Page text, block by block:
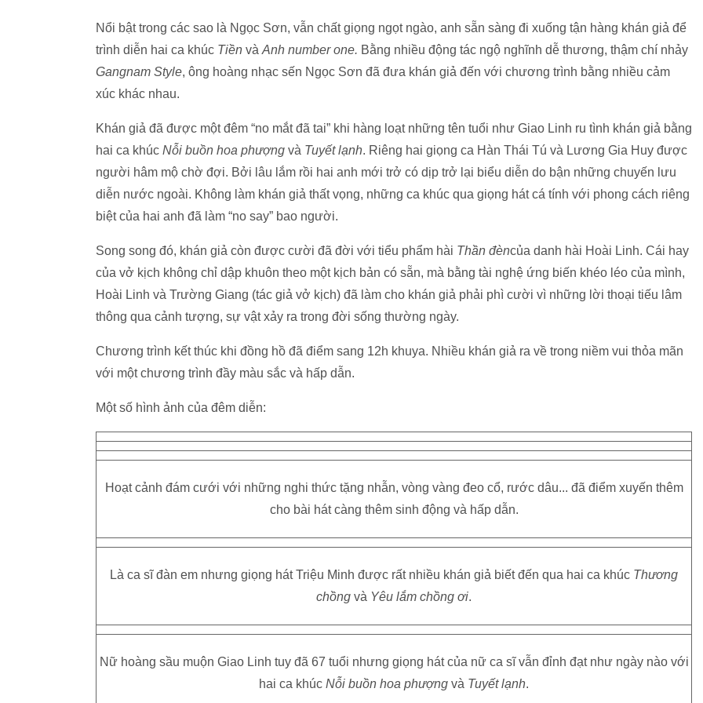
Nổi bật trong các sao là Ngọc Sơn, vẫn chất giọng ngọt ngào, anh sẵn sàng đi xuống tận hàng khán giả để
trình diễn hai ca khúc Tiền và Anh number one. Bằng nhiều động tác ngộ nghĩnh dễ thương, thậm chí nhảy
Gangnam Style, ông hoàng nhạc sến Ngọc Sơn đã đưa khán giả đến với chương trình bằng nhiều cảm
xúc khác nhau.
Khán giả đã được một đêm “no mắt đã tai” khi hàng loạt những tên tuổi như Giao Linh ru tình khán giả bằng
hai ca khúc Nỗi buồn hoa phượng và Tuyết lạnh. Riêng hai giọng ca Hàn Thái Tú và Lương Gia Huy được
người hâm mộ chờ đợi. Bởi lâu lắm rồi hai anh mới trở có dịp trở lại biểu diễn do bận những chuyến lưu
diễn nước ngoài. Không làm khán giả thất vọng, những ca khúc qua giọng hát cá tính với phong cách riêng
biệt của hai anh đã làm “no say” bao người.
Song song đó, khán giả còn được cười đã đời với tiểu phẩm hài Thần đèncủa danh hài Hoài Linh. Cái hay
của vở kịch không chỉ dập khuôn theo một kịch bản có sẵn, mà bằng tài nghệ ứng biến khéo léo của mình,
Hoài Linh và Trường Giang (tác giả vở kịch) đã làm cho khán giả phải phì cười vì những lời thoại tiếu lâm
thông qua cảnh tượng, sự vật xảy ra trong đời sống thường ngày.
Chương trình kết thúc khi đồng hồ đã điểm sang 12h khuya. Nhiều khán giả ra về trong niềm vui thỏa mãn
với một chương trình đầy màu sắc và hấp dẫn.
Một số hình ảnh của đêm diễn:
Hoạt cảnh đám cưới với những nghi thức tặng nhẫn, vòng vàng đeo cổ, rước dâu... đã điểm xuyến thêm
cho bài hát càng thêm sinh động và hấp dẫn.
Là ca sĩ đàn em nhưng giọng hát Triệu Minh được rất nhiều khán giả biết đến qua hai ca khúc Thương
chồng và Yêu lắm chồng ơi.
Nữ hoàng sầu muộn Giao Linh tuy đã 67 tuổi nhưng giọng hát của nữ ca sĩ vẫn đỉnh đạt như ngày nào với
hai ca khúc Nỗi buồn hoa phượng và Tuyết lạnh.